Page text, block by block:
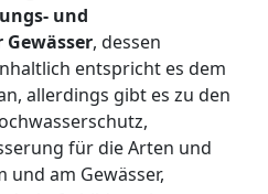
und
, dessen
entspricht es dem
allerdings gibt es zu den
für die Arten und
und am Gewässer,